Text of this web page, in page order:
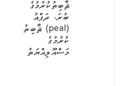
ޘާބިތުކުރުމުގެ
ބުރަ. ދަފްޢު
(peal) ޘާބިތު
ކުރުމުގެ
މަސްއޫލިއްޔަތު